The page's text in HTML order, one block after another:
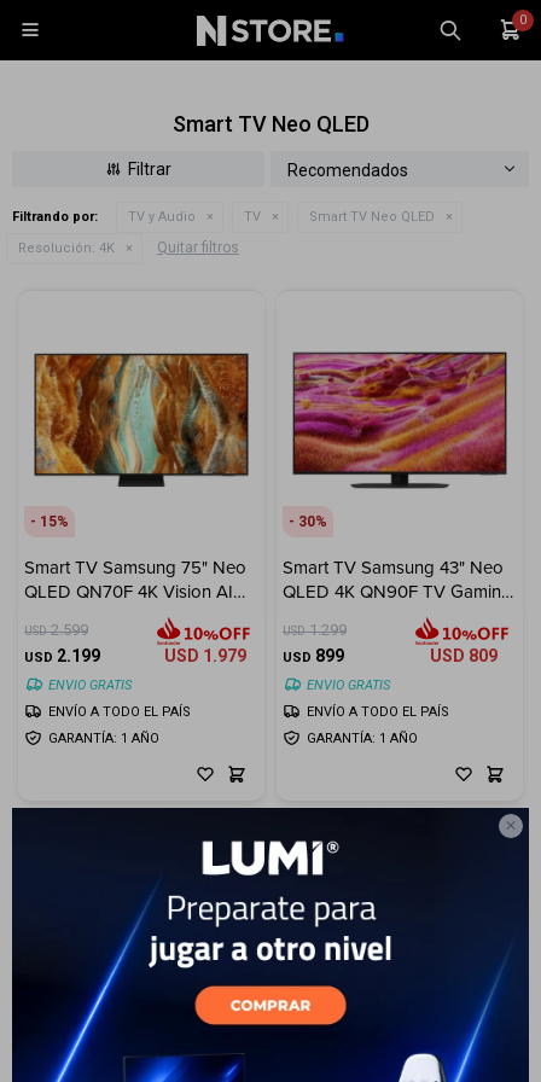

0

Smart TV Neo QLED
Recomendados
Filtrando por: TV y Audio TV
Smart TV Neo QLED
Resolución: 4K Quitar filtros
15
Smart TV Samsung 75" Neo
QLED QN70F 4K Vision AI
USD 2.599
USD 2.199 USD 1.979
ENVIO GRATIS
GARANTÍA: 1 AÑO
ENVÍO A TODO EL PAÍS
30
Smart TV Samsung 43" Neo
QLED 4K QN90F TV Gaming
USD 1.299
USD 899 USD 809
ENVIO GRATIS
GARANTÍA: 1 AÑO
ENVÍO A TODO EL PAÍS
TV y Audio
Hogar
Marcas
Celulares
Wearables
Accesorios
Monitores